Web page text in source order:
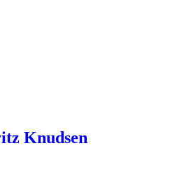
Knudsen